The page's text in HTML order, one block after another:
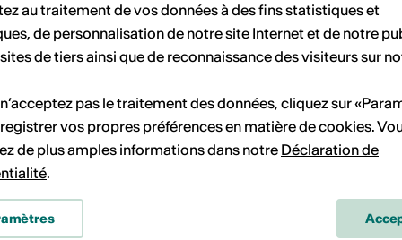
je reconnu
culturel
généraux et
secteurs, permettent
au traitement de vos données à des fins statistiques et
de personnalisation de notre site Internet et de notre
de tiers ainsi que de reconnaissance des visiteurs sur
pas le traitement des données, cliquez sur
vos propres préférences en matière de cookies.
de plus amples informations dans notre Déclaration de
.